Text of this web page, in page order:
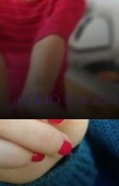
¿CÓMO HACER